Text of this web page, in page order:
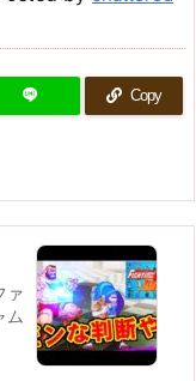
Copy
ァ
ム